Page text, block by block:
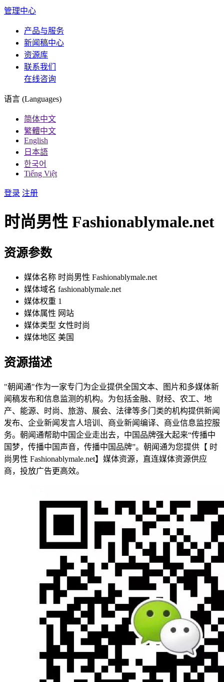
管理中心
产品与服务
新闻稿中心
资源库
联系我们
在线咨询
语言 (Languages)
简体中文
繁體中文
English
日本語
한국어
Tiếng Việt
登录 注册
时尚男性 Fashionablymale.net
资源参数
媒体名称 时尚男性 Fashionablymale.net
媒体域名 fashionablymale.net
媒体权重 1
媒体属性 网站
媒体类型 女性时尚
媒体地区 美国
资源描述
"朝闻通"作为一家专门为企业提供全国文本、图片和多媒体新
闻稿发布和信息监测的机构。为包括金融、财经、农工、地
产、能源、时尚、旅游、展会、法律等多门类的机构提供新闻
发布、企业新闻发言人培训、商业新闻编译、商业信息监控服
务。朝闻通帮助中国企业走出去，中国品牌强大起来“传播中
国梦，传播中国声音，传播中国品牌”。朝闻通为您提供【 时
尚男性 Fashionablymale.net】媒体资源，直连媒体资源供应
商，投放广告更高效。